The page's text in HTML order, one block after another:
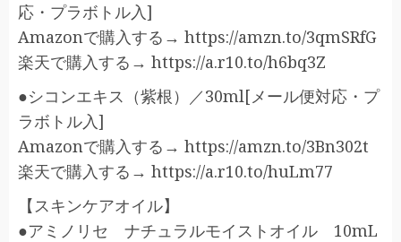
応・プラボトル入]
Amazonで購入する→ https://amzn.to/3qmSRfG
楽天で購入する→ https://a.r10.to/h6bq3Z
●シコンエキス（紫根）／30ml[メール便対応・プ
ラボトル入]
Amazonで購入する→ https://amzn.to/3Bn302t
楽天で購入する→ https://a.r10.to/huLm77
【スキンケアオイル】
●アミノリセ ナチュラルモイストオイル 10mL